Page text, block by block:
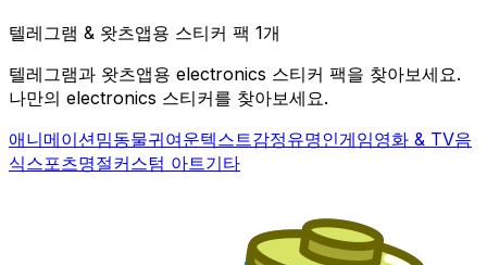
텔레그램 & 왓츠앱용 스티커 팩 1개
텔레그램과 왓츠앱용 electronics 스티커 팩을 찾아보세요.
나만의 electronics 스티커를 찾아보세요.
애니메이션밈동물귀여운텍스트감정유명인게임영화 & TV음
식스포츠명절커스텀 아트기타